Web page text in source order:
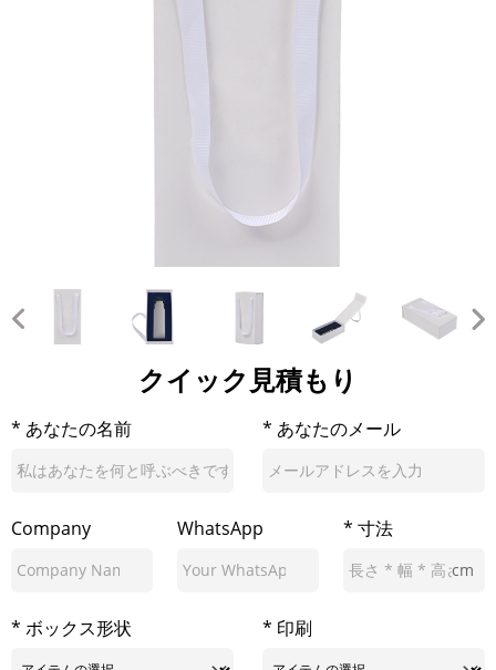
クイック見積もり
* あなたの名前 * あなたのメール
Company WhatsApp * 寸法
cm
* ボックス形状 * 印刷